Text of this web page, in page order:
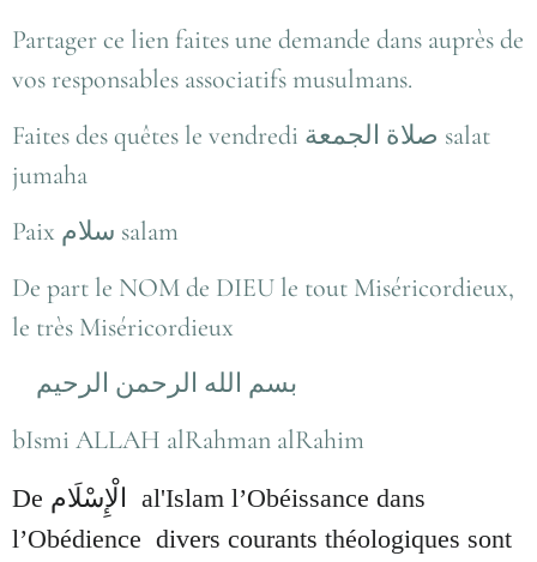
Partager ce lien faites une demande dans auprès de
vos responsables associatifs musulmans.
Faites des quêtes le vendredi صلاة الجمعة salat
jumaha
Paix سلام salam
De part le NOM de DIEU le tout Miséricordieux,
le très Miséricordieux
بسم الله الرحمن الرحيم
bIsmi ALLAH alRahman alRahim
De الْإِسْلَام al'Islam l’Obéissance dans
l’Obédience divers courants théologiques sont